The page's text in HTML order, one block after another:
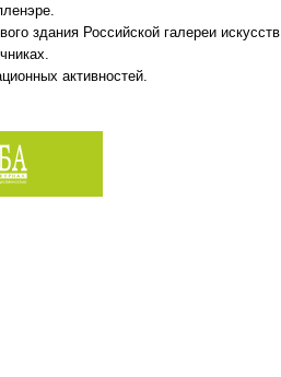
здания Российской галереи искусств.
активностей.